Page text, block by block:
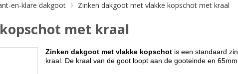
en-klare dakgoot Zinken dakgoot met vlakke kopschot met kraal
met kraal
Zinken dakgoot met vlakke kopschot is een standaard
kraal. De kraal van de goot loopt aan de gooteinde en